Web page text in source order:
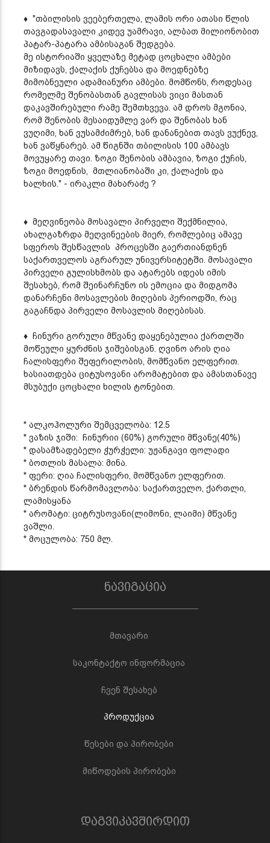
♦ "თბილისის ვეებერთელა, ლამის ორი ათასი წლის
თავგადასავალი კიდევ უამრავი, ალბათ მილიონობით
პატარ-პატარა ამბისაგან შედგება.
მე ისტორიაში ყველაზე მეტად ცოცხალი ამბები
მიზიდავს, ქალაქის ქუჩებსა და მოედნებზე
მიმობნეული ადამიანური ამბები. მომწონს, როდესაც
რომელმე შენობასთან გავლისას ვიცი მასთან
დაკავშირებული რამე შემთხვევა. ამ დროს მგონია,
რომ შენობის მესაიდუმლე ვარ და შენობას ხან
ვუღიმი, ხან ვუსამძიმრებ, ხან დანანებით თავს ვუქნევ,
ხან ვაწყნარებ. ამ წიგნში თბილისის 100 ამბავს
მოვუყარე თავი. ზოგი შენობის ამბავია, ზოგი ქუჩის,
ზოგი მოედნის, მთლიანობაში კი, ქალაქის და
ხალხის." - ირაკლი მახარაძე ?
♦ მეღვინეობა მოსავალი პირველი შექმნილია,
ახალგაზრდა მეღვინეების მიერ, რომლებიც ამავე
სფეროს შესწავლის პროცესში გაერთიანდნენ
საქართველოს აგრარულ უნივერსიტეტში. მოსავალი
პირველი გულისხმობს და ატარებს იდეას იმის
შესახებ, რომ შეინარჩუნო ის ემოცია და მიდგომა
დანარჩენი მოსავლების მიღების პერიოდში, რაც
გაგაჩნდა პირველი მოსავლის მიღებისას.
♦ ჩინური გორული მწვანე დაყენებულია ქართლში
მოწეული ყურძნის ჯიშებისგან. ღვინო არის ღია
ჩალისფერი შეფერილობის, მომწვანო ელფერით.
ხასიათდება ციტუსოვანი არომატებით და ამასთანავე
მსუბუქი ცოცხალი ხილის ტონებით.
* ალკოჰოლური შემცველობა: 12.5
* ვაზის ჯიში: ჩინურიი (60%) გორული მწვანე(40%)
* დასამზადებელი ჭურჭელი: უჟანგავი ფოლადი
* ბოთლის მასალა: მინა.
* ფერი: ღია ჩალისფერი, მომწვანო ელფერით.
* ბრენდის წარმომავლობა: საქართველო, ქართლი,
ლამისყანა
* არომატი: ციტრუსოვანი(ლიმონი, ლაიმი) მწვანე
ვაშლი.
* მოცულობა: 750 მლ.
ნავიგაცია
მთავარი
საკონტაქტო ინფორმაცია
ჩვენ შესახებ
პროდუქცია
წესები და პირობები
მიწოდების პირობები
დაგვიკავშირდით